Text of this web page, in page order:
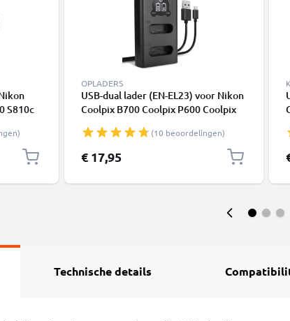
S810c
OPLADERS
USB-dual lader (EN-EL23) voor Nikon
Coolpix B700 Coolpix P600 Coolpix
1m + USB Kabel van CELLONIC
(10 beoordelingen)
€ 17,95
Technische details